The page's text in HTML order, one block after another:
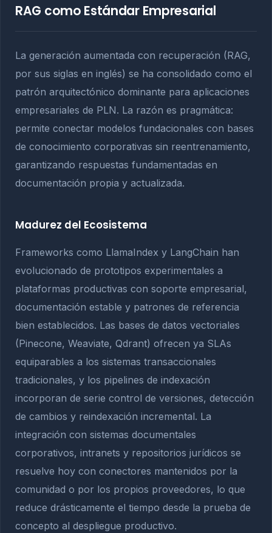
RAG como Estándar Empresarial
La generación aumentada con recuperación (RAG,
por sus siglas en inglés) se ha consolidado como el
patrón arquitectónico dominante para aplicaciones
empresariales de PLN. La razón es pragmática:
permite conectar modelos fundacionales con bases
de conocimiento corporativas sin reentrenamiento,
garantizando respuestas fundamentadas en
documentación propia y actualizada.
Madurez del Ecosistema
Frameworks como LlamaIndex y LangChain han
evolucionado de prototipos experimentales a
plataformas productivas con soporte empresarial,
documentación estable y patrones de referencia
bien establecidos. Las bases de datos vectoriales
(Pinecone, Weaviate, Qdrant) ofrecen ya SLAs
equiparables a los sistemas transaccionales
tradicionales, y los pipelines de indexación
incorporan de serie control de versiones, detección
de cambios y reindexación incremental. La
integración con sistemas documentales
corporativos, intranets y repositorios jurídicos se
resuelve hoy con conectores mantenidos por la
comunidad o por los propios proveedores, lo que
reduce drásticamente el tiempo desde la prueba de
concepto al despliegue productivo.